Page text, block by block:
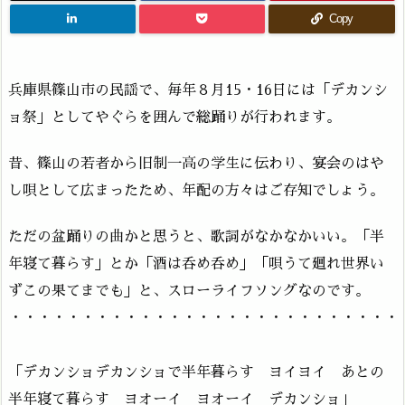
Copy
兵庫県篠山市の民謡で、毎年８月15・16日には「デカンシ
ョ祭」としてやぐらを囲んで総踊りが行われます。
昔、篠山の若者から旧制一高の学生に伝わり、宴会のはや
し唄として広まったため、年配の方々はご存知でしょう。
ただの盆踊りの曲かと思うと、歌詞がなかなかいい。「半
年寝て暮らす」とか「酒は呑め呑め」「唄うて廻れ世界い
ずこの果てまでも」と、スローライフソングなのです。
・・・・・・・・・・・・・・・・・・・・・・・・・・・
「デカンショデカンショで半年暮らす ヨイヨイ あとの
半年寝て暮らす ヨオーイ ヨオーイ デカンショ」